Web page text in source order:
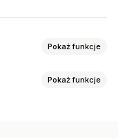
Pokaż funkcje
Pokaż funkcje